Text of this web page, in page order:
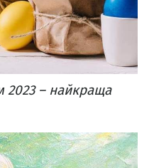
2023 – найкраща